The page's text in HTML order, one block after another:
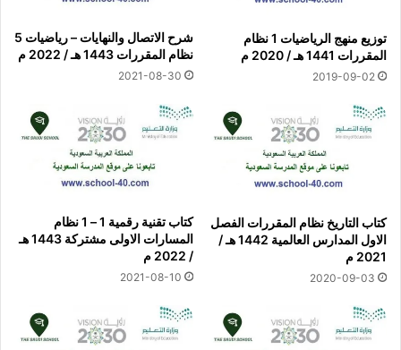
توزيع منهج الرياضيات 1 نظام
المقررات 1441 هـ / 2020 م
2019-09-02
شرح الاتصال والنهايات – رياضيات 5
نظام المقررات 1443 هـ / 2022 م
2021-08-30
كتاب التاريخ نظام المقررات الفصل
الاول المدارس العالمية 1442 هـ /
2021 م
2020-09-03
كتاب تقنية رقمية 1 – 1 نظام
المسارات الاولى مشتركة 1443 هـ
/ 2022 م
2021-08-10